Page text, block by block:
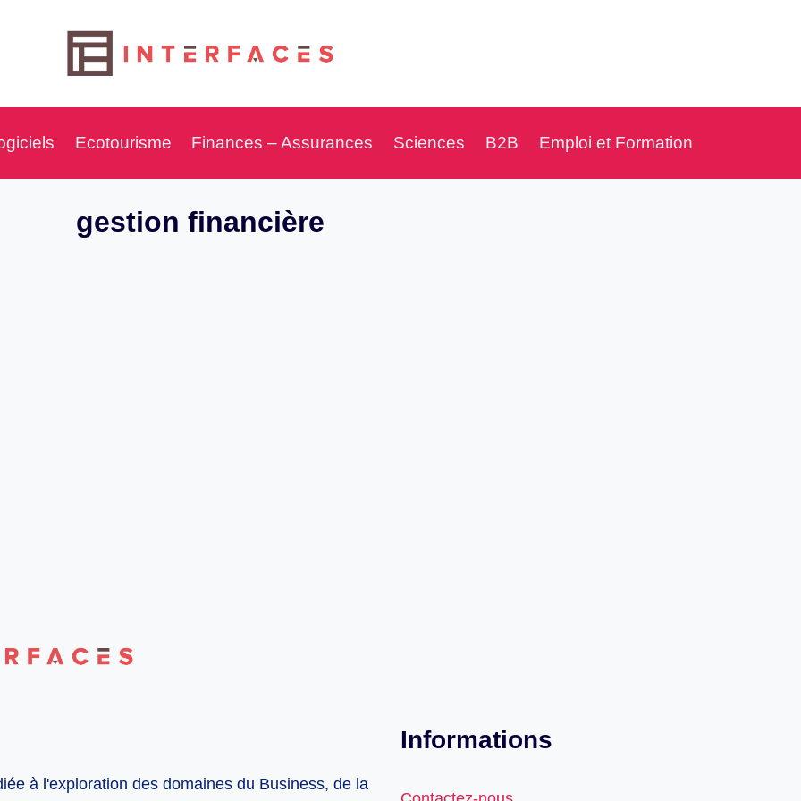
Ecotourisme Finances – Assurances Sciences B2B Emploi et Formation
gestion financière
à l'exploration des domaines du Business, de la
Informations